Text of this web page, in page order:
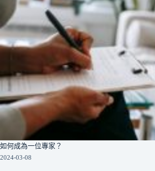
如何成為一位專家？
2024-03-08